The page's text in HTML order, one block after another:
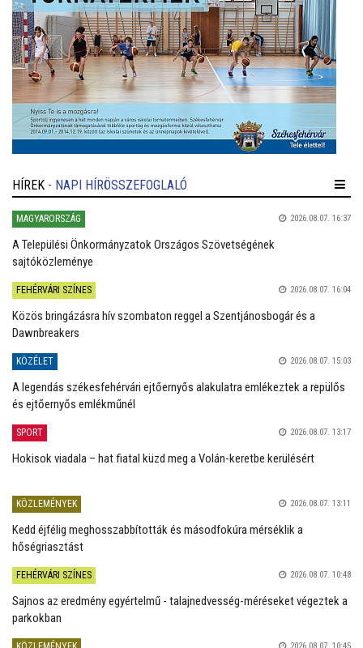
HÍREK - NAPI HÍRÖSSZEFOGLALÓ
MAGYARORSZÁG 2026.08.07. 16:37
A Települési Önkormányzatok Országos Szövetségének
sajtóközleménye
FEHÉRVÁRI SZÍNES 2026.08.07. 16:04
Közös bringázásra hív szombaton reggel a Szentjánosbogár és a
Dawnbreakers
KÖZÉLET 2026.08.07. 15:03
A legendás székesfehérvári ejtőernyős alakulatra emlékeztek a repülős
és ejtőernyős emlékműnél
SPORT 2026.08.07. 13:17
Hokisok viadala – hat fiatal küzd meg a Volán-keretbe kerülésért
KÖZLEMÉNYEK 2026.08.07. 13:11
Kedd éjfélig meghosszabbították és másodfokúra mérséklik a
hőségriasztást
FEHÉRVÁRI SZÍNES 2026.08.07. 10:48
Sajnos az eredmény egyértelmű - talajnedvesség-méréseket végeztek a
parkokban